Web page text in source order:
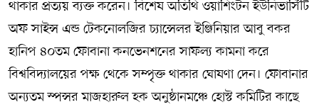
থাকার প্রত্যয় ব্যক্ত করেন। বিশেষ অতিথি ওয়াশিংটন ইউনিভার্সিটি
অফ সাইন্স এন্ড টেকনোলজির চ্যান্সেলর ইঞ্জিনিয়ার আবু বকর
হানিপ ৪০তম ফোবানা কনভেনশনের সাফল্য কামনা করে
বিশ্ববিদ্যালয়ের পক্ষ থেকে সম্পৃক্ত থাকার ঘোষণা দেন। ফোবানার
অন্যতম স্পন্সর মাজহারুল হক অনুষ্ঠানমঞ্চে হোস্ট কমিটির কাছে